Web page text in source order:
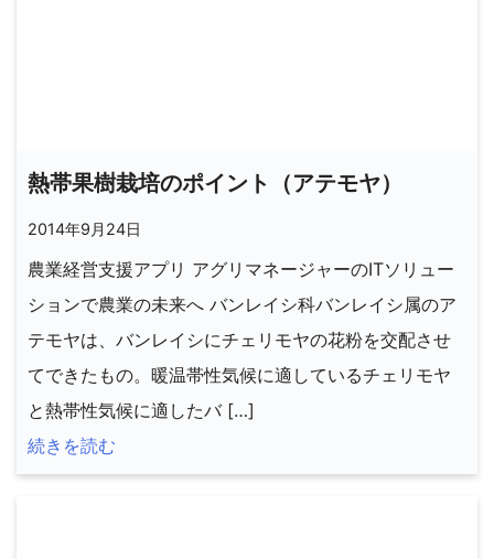
熱帯果樹栽培のポイント（アテモヤ）
2014年9月24日
農業経営支援アプリ アグリマネージャーのITソリュー
ションで農業の未来へ バンレイシ科バンレイシ属のア
テモヤは、バンレイシにチェリモヤの花粉を交配させ
てできたもの。暖温帯性気候に適しているチェリモヤ
と熱帯性気候に適したバ […]
続きを読む